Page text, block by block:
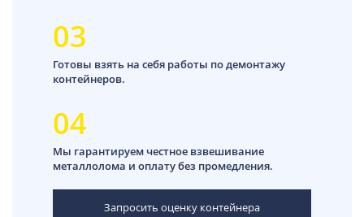
03
Готовы взять на себя работы по демонтажу
контейнеров.
04
Мы гарантируем честное взвешивание
металлолома и оплату без промедления.
Запросить оценку контейнера